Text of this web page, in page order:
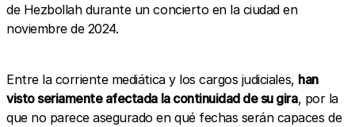
de Hezbollah durante un concierto en la ciudad en
noviembre de 2024.
Entre la corriente mediática y los cargos judiciales, han
visto seriamente afectada la continuidad de su gira, por la
que no parece asegurado en qué fechas serán capaces de